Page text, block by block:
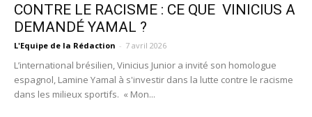
CONTRE LE RACISME : CE QUE VINICIUS A
DEMANDÉ YAMAL ?
L'Equipe de la Rédaction - 7 avril 2026
L’international brésilien, Vinicius Junior a invité son homologue
espagnol, Lamine Yamal à s'investir dans la lutte contre le racisme
dans les milieux sportifs. « Mon...